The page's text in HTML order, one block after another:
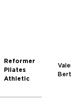
Reformer
Pilates
Athletic